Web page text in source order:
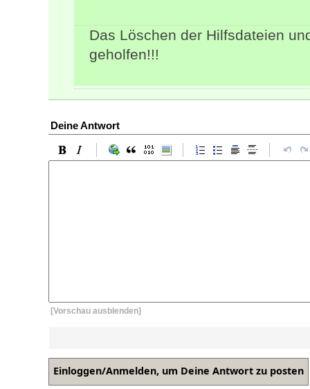
Das Löschen der Hilfsdateien
geholfen!!!
Deine Antwort
[Vorschau ausblenden]